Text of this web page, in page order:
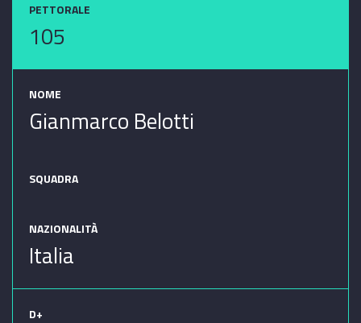
PETTORALE
105
NOME
Gianmarco Belotti
SQUADRA
NAZIONALITÀ
Italia
D+